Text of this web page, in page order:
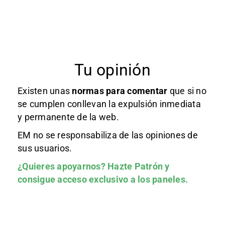
Tu opinión
Existen unas normas para comentar que si no
se cumplen conllevan la expulsión inmediata
y permanente de la web.
EM no se responsabiliza de las opiniones de
sus usuarios.
¿Quieres apoyarnos? Hazte Patróny
consigue acceso exclusivo a los paneles.